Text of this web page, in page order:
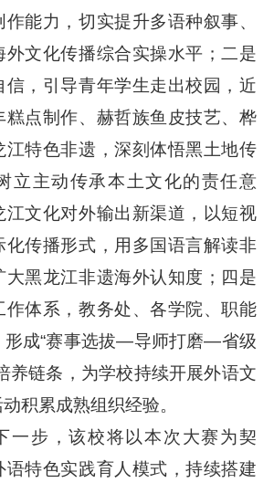
能力，切实提升多语种叙事、
外文化传播综合实操水平；二是
信，引导青年学生走出校园，近
糕点制作、赫哲族鱼皮技艺、桦
江特色非遗，深刻体悟黑土地传
立主动传承本土文化的责任意
江文化对外输出新渠道，以短视
化传播形式，用多国语言解读非
大黑龙江非遗海外认知度；四是
作体系，教务处、各学院、职能
形成“赛事选拔—导师打磨—省级
养链条，为学校持续开展外语文
积累成熟组织经验。
一步，该校将以本次大赛为契
语特色实践育人模式，持续搭建